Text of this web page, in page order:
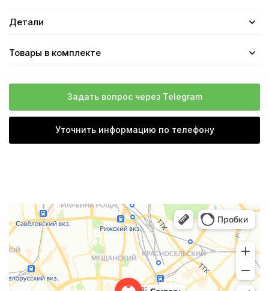
Детали
Товары в комплекте
Задать вопрос через Telegram
Уточнить информацию по телефону